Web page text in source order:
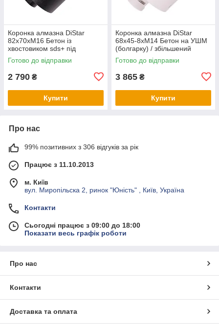
Коронка алмазна DiStar
82x70хМ16 Бетон із
хвостовиком sds+ під
свердло
Готово до відправки
2 790 ₴
Купити
Коронка алмазна DiStar
68х45-8хM14 Бетон на УШМ
(болгарку) / збільшений
ресурс 300+ отворів
Готово до відправки
3 865 ₴
Купити
Про нас
99% позитивних з 306 відгуків за рік
Працює з 11.10.2013
м. Київ
вул. Миропільска 2, ринок "Юність" , Київ, Україна
Контакти
Сьогодні працює з 09:00 до 18:00
Показати весь графік роботи
Про нас
Контакти
Доставка та оплата